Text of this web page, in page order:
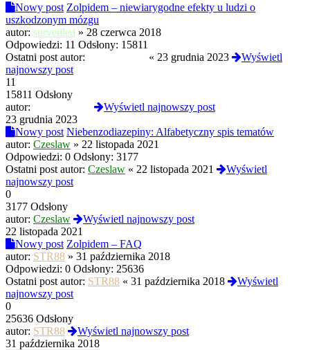
Nowy post Zolpidem – niewiarygodne efekty u ludzi o
uszkodzonym mózgu
autor: surveilled » 28 czerwca 2018
Odpowiedzi: 11 Odsłony: 15811
Ostatni post autor:
« 23 grudnia 2023
Wyświetl
najnowszy post
11
15811 Odsłony
autor:
Wyświetl najnowszy post
23 grudnia 2023
Nowy post Niebenzodiazepiny: Alfabetyczny spis tematów
autor: Czeslaw » 22 listopada 2021
Odpowiedzi: 0 Odsłony: 3177
Ostatni post autor: Czeslaw « 22 listopada 2021
Wyświetl
najnowszy post
0
3177 Odsłony
autor: Czeslaw
Wyświetl najnowszy post
22 listopada 2021
Nowy post Zolpidem – FAQ
autor: STR88 » 31 października 2018
Odpowiedzi: 0 Odsłony: 25636
Ostatni post autor: STR88 « 31 października 2018
Wyświetl
najnowszy post
0
25636 Odsłony
autor: STR88
Wyświetl najnowszy post
31 października 2018